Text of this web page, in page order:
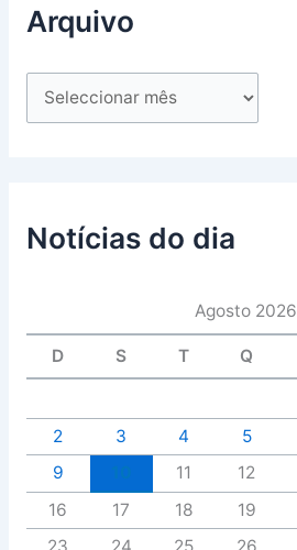
Arquivo
Notícias do dia
Agosto 2026
D S T Q
2
3 4 5
9
11 12
16
17 18 19